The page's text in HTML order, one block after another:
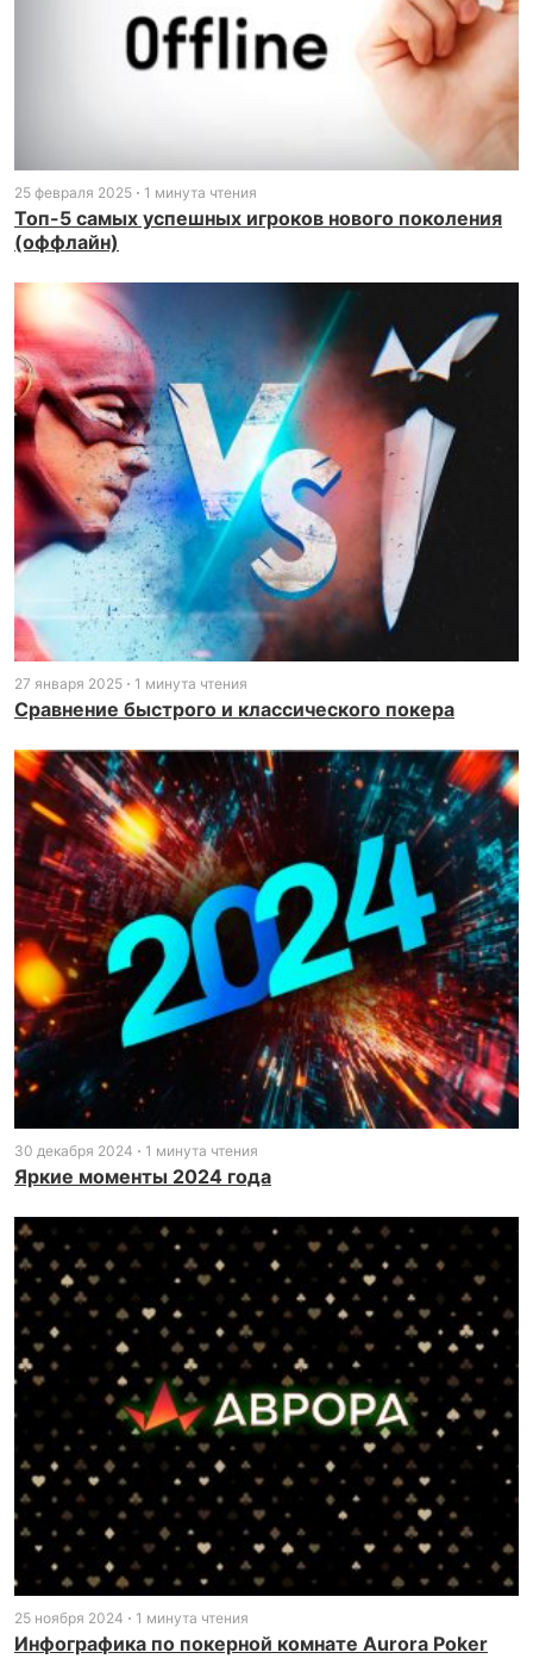
25 февраля 2025 1 минута чтения
Топ-5 самых успешных игроков нового поколения
(оффлайн)
27 января 2025 1 минута чтения
Сравнение быстрого и классического покера
30 декабря 2024 1 минута чтения
Яркие моменты 2024 года
25 ноября 2024 1 минута чтения
Инфографика по покерной комнате Aurora Poker